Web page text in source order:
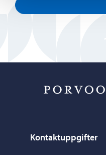
Kontaktuppgifter